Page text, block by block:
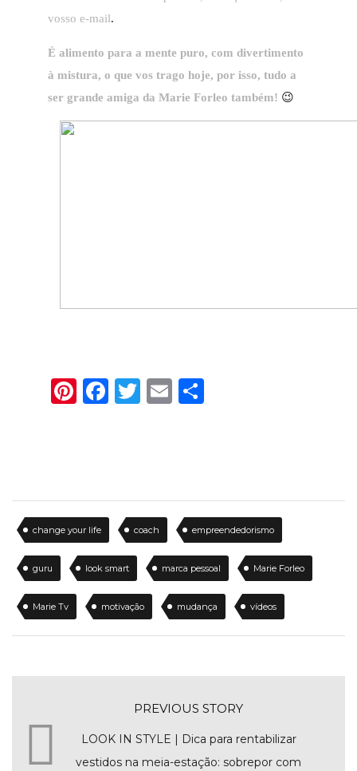
vosso e-mail.
É alimento para a mente puro, com divertimento
à mistura, o que vos trago hoje, por isso, tudo a
ser grande amiga da Marie Forleo também! 😉
Pinterest
Facebook
Twitter
Email
change your life coach empreendedorismo
guru look smart marca pessoal Marie Forleo
Marie Tv motivação mudança vídeos
PREVIOUS STORY
LOOK IN STYLE | Dica para rentabilizar
vestidos na meia-estação: sobrepor com